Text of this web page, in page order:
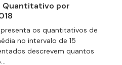
Quantitativo por
os quantitativos de
no intervalo de 15
descrevem quantos